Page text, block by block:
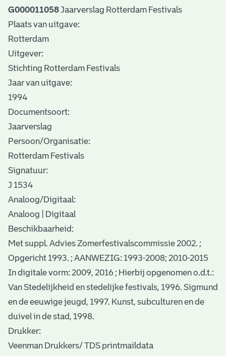
G000011058Jaarverslag Rotterdam Festivals
Plaats van uitgave:
Rotterdam
Uitgever:
Stichting Rotterdam Festivals
Jaar van uitgave:
1994
Documentsoort:
Jaarverslag
Persoon/Organisatie:
Rotterdam Festivals
Signatuur:
J 1534
Analoog/Digitaal:
Analoog | Digitaal
Beschikbaarheid:
Met suppl. Advies Zomerfestivalscommissie 2002. ;
Opgericht 1993. ; AANWEZIG: 1993-2008; 2010-2015
In digitale vorm: 2009, 2016 ; Hierbij opgenomen o.d.t.:
Van Stedelijkheid en stedelijke festivals, 1996. Sigmund
en de eeuwige jeugd, 1997. Kunst, subculturen en de
duivel in de stad, 1998.
Drukker:
Veenman Drukkers/ TDS printmaildata